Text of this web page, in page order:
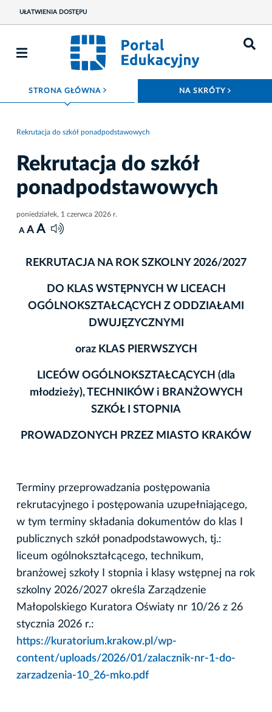
UŁATWIENIA DOSTĘPU
STRONA GŁÓWNA ROZWIŃ MENU NA SKRÓTY
Rekrutacja do szkół ponadpodstawowych
Rekrutacja do szkół
ponadpodstawowych
poniedziałek, 1 czerwca 2026 r.
A A A
REKRUTACJA NA ROK SZKOLNY 2026/2027
DO KLAS WSTĘPNYCH W LICEACH
OGÓLNOKSZTAŁCĄCYCH Z ODDZIAŁAMI
DWUJĘZYCZNYMI
oraz KLAS PIERWSZYCH
LICEÓW OGÓLNOKSZTAŁCĄCYCH (dla
młodzieży), TECHNIKÓW i BRANŻOWYCH
SZKÓŁ I STOPNIA
PROWADZONYCH PRZEZ MIASTO KRAKÓW
Terminy przeprowadzania postępowania
rekrutacyjnego i postępowania uzupełniającego,
w tym terminy składania dokumentów do klas I
publicznych szkół ponadpodstawowych, tj.:
liceum ogólnokształcącego, technikum,
branżowej szkoły I stopnia i klasy wstępnej na rok
szkolny 2026/2027 określa Zarządzenie
Małopolskiego Kuratora Oświaty nr 10/26 z 26
stycznia 2026 r.:
https://kuratorium.krakow.pl/wp-
content/uploads/2026/01/zalacznik-nr-1-do-
zarzadzenia-10_26-mko.pdf